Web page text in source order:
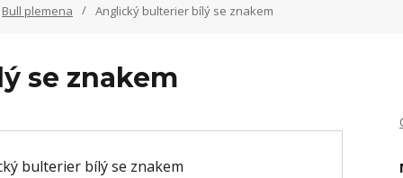
Bull plemena Anglický bulterier bílý se znakem
se znakem